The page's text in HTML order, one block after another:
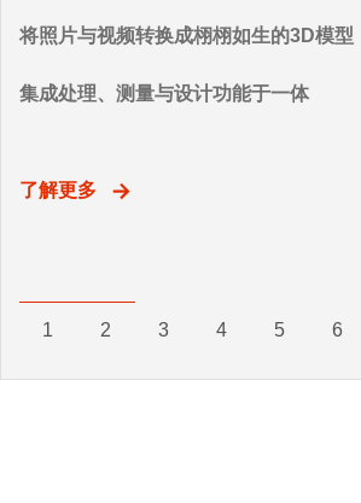
场地级3D测绘
适用于多种环境
将照片与视频转换成栩栩如生的3D模型
集成处理、测量与设计功能于一体
了解更多
从采集、编辑到分析数据，生成逼真3D
自动化工作流程、进阶版AI摄影测量技术
了解更多
1 2 3 4 5 6